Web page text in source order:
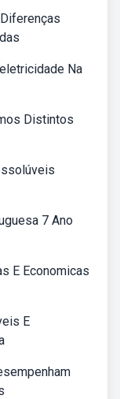
Na
Distintos
7 Ano
E Economicas
E